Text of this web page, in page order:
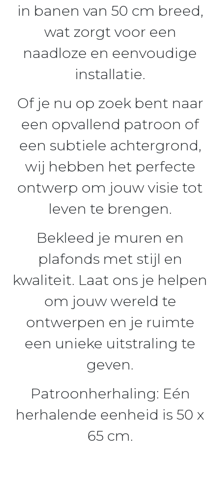
in banen van 50 cm breed,
wat zorgt voor een
naadloze en eenvoudige
installatie.
Of je nu op zoek bent naar
een opvallend patroon of
een subtiele achtergrond,
wij hebben het perfecte
ontwerp om jouw visie tot
leven te brengen.
Bekleed je muren en
plafonds met stijl en
kwaliteit. Laat ons je helpen
om jouw wereld te
ontwerpen en je ruimte
een unieke uitstraling te
geven.
Patroonherhaling: Eén
herhalende eenheid is 50 x
65 cm.